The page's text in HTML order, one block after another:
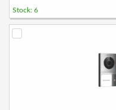
Stock: 6